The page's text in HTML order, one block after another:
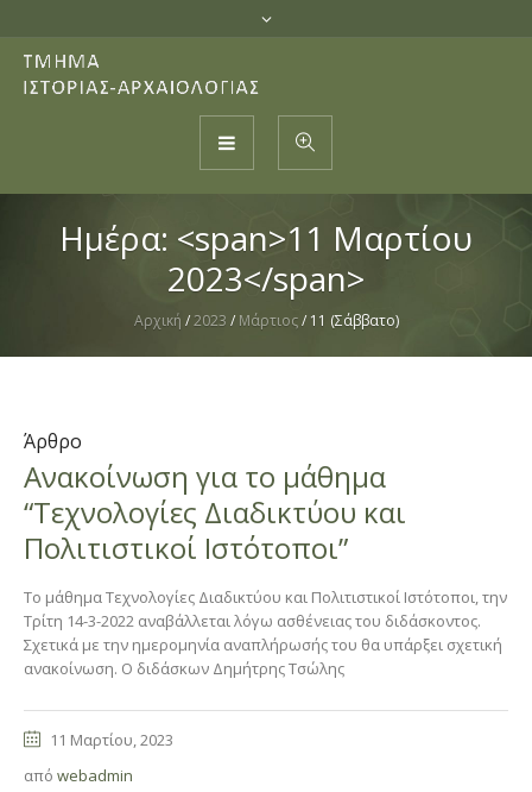
Ημέρα: <span>11 Μαρτίου
2023</span>
Αρχική /2023 / Μάρτιος / 11 (Σάββατο)
Άρθρο
Ανακοίνωση για το μάθημα
“Τεχνολογίες Διαδικτύου και
Πολιτιστικοί Ιστότοποι”
Το μάθημα Τεχνολογίες Διαδικτύου και Πολιτιστικοί Ιστότοποι, την
Τρίτη 14-3-2022 αναβάλλεται λόγω ασθένειας του διδάσκοντος.
Σχετικά με την ημερομηνία αναπλήρωσής του θα υπάρξει σχετική
ανακοίνωση. Ο διδάσκων Δημήτρης Τσώλης
11 Μαρτίου, 2023
από webadmin